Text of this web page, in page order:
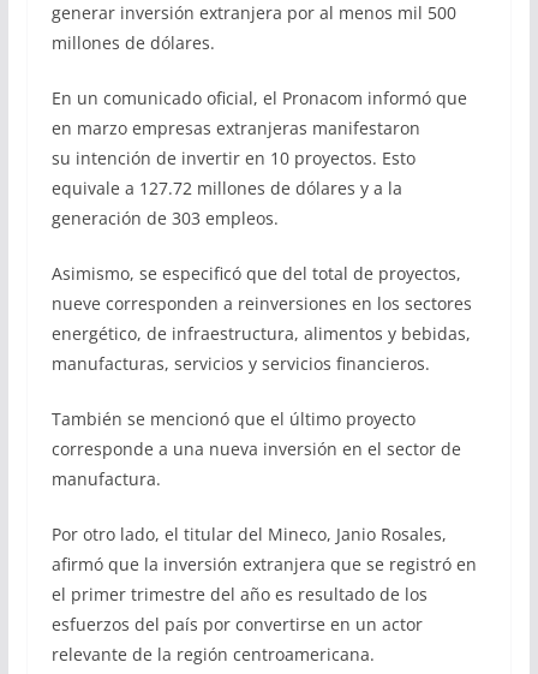
generar inversión extranjera por al menos mil 500
millones de dólares.
En un comunicado oficial, el Pronacom informó que
en marzo empresas extranjeras manifestaron
su intención de invertir en 10 proyectos. Esto
equivale a 127.72 millones de dólares y a la
generación de 303 empleos.
Asimismo, se especificó que del total de proyectos,
nueve corresponden a reinversiones en los sectores
energético, de infraestructura, alimentos y bebidas,
manufacturas, servicios y servicios financieros.
También se mencionó que el último proyecto
corresponde a una nueva inversión en el sector de
manufactura.
Por otro lado, el titular del Mineco, Janio Rosales,
afirmó que la inversión extranjera que se registró en
el primer trimestre del año es resultado de los
esfuerzos del país por convertirse en un actor
relevante de la región centroamericana.